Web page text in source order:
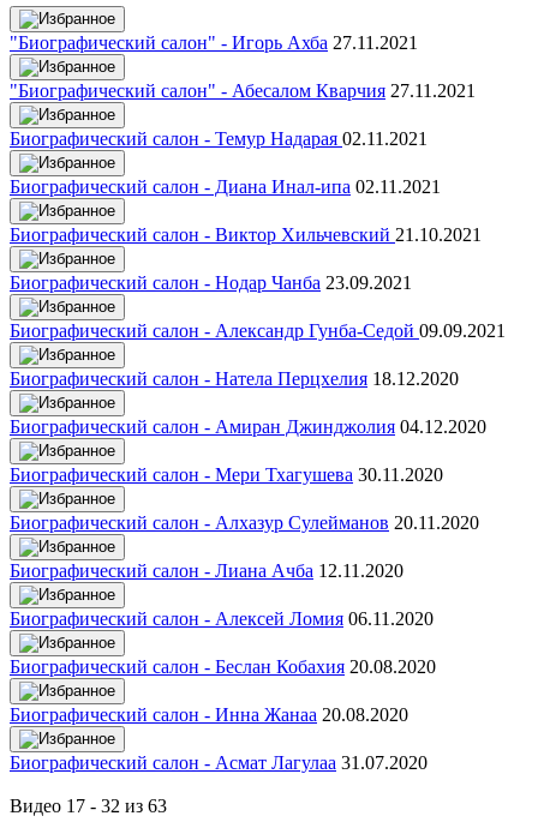
"Биографический салон" - Игорь Ахба 27.11.2021
"Биографический салон" - Абесалом Кварчия 27.11.2021
Биографический салон - Темур Надарая 02.11.2021
Биографический салон - Диана Инал-ипа 02.11.2021
Биографический салон - Виктор Хильчевский 21.10.2021
Биографический салон - Нодар Чанба 23.09.2021
Биографический салон - Александр Гунба-Седой 09.09.2021
Биографический салон - Натела Перцхелия 18.12.2020
Биографический салон - Амиран Джинджолия 04.12.2020
Биографический салон - Мери Тхагушева 30.11.2020
Биографический салон - Алхазур Сулейманов 20.11.2020
Биографический салон - Лиана Ачба 12.11.2020
Биографический салон - Алексей Ломия 06.11.2020
Биографический салон - Беслан Кобахия 20.08.2020
Биографический салон - Инна Жанаа 20.08.2020
Биографический салон - Асмат Лагулаа 31.07.2020
Видео 17 - 32 из 63